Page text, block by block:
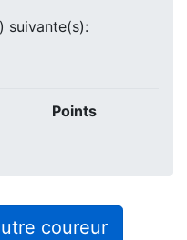
suivante(s):
Points
coureur